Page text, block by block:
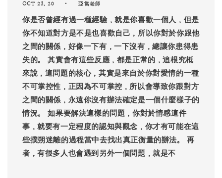
OCT 23, 20 亞當老師
你是否曾經有過一種經驗，就是你喜歡一個人，但是
你不知道對方是不是也喜歡自己，所以你對於你跟他
之間的關係，好像一下有，一下沒有，總讓你患得患
失的。 其實會有這些反應，都是正常的，追根究柢
來說，這問題的核心，其實是來自於你對愛情的一種
不可掌控性，正因為不可掌控，所以會導致你跟對方
之間的關係，永遠你沒有辦法確定是一個什麼樣子的
情況。 如果要解決這樣的問題，你對於情感這件
事，就要有一定程度的認知與觀念，你才有可能在這
些撲朔迷離的過程當中去找出真正衡量的辦法。 再
者，有很多人也會遇到另外一個問題，就是不